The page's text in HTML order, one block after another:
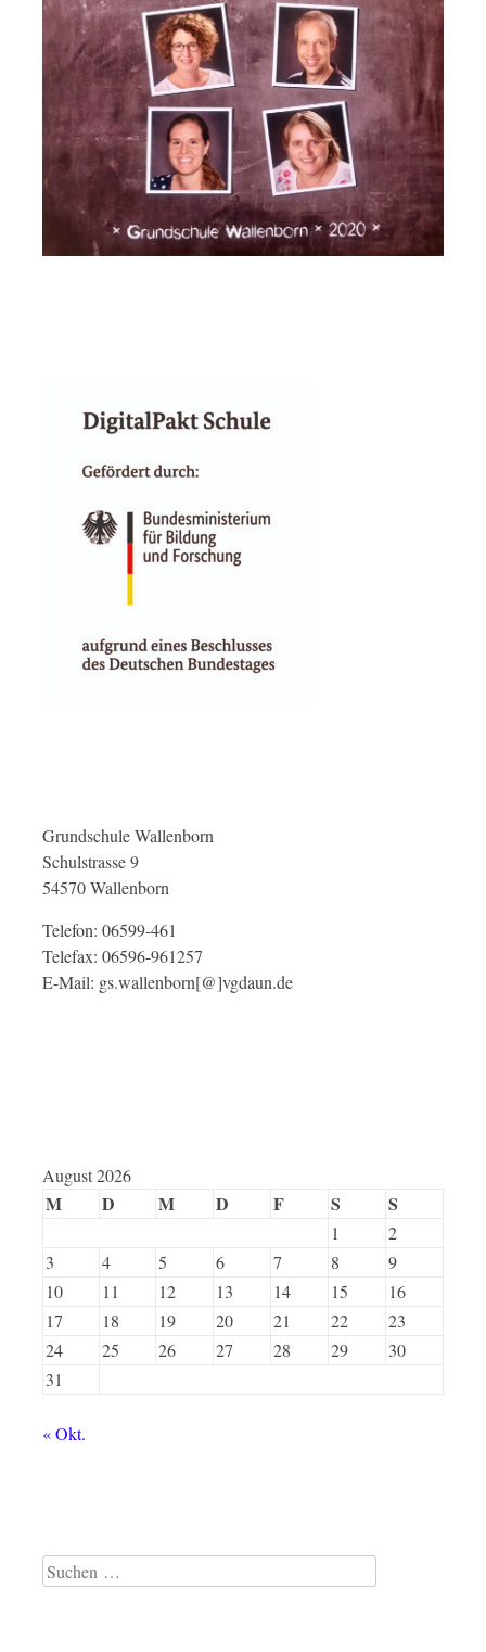
Grundschule Wallenborn
Schulstrasse 9
54570 Wallenborn
Telefon: 06599-461
Telefax: 06596-961257
E-Mail: gs.wallenborn[@]vgdaun.de
August 2026
M D M D F S S
1
2
3
4 5 6 7 8
9
10
11 12 13 14 15
16
17
18 19 20 21 22
23
24
25 26 27 28 29
30
31
« Okt.
Suche
nach: